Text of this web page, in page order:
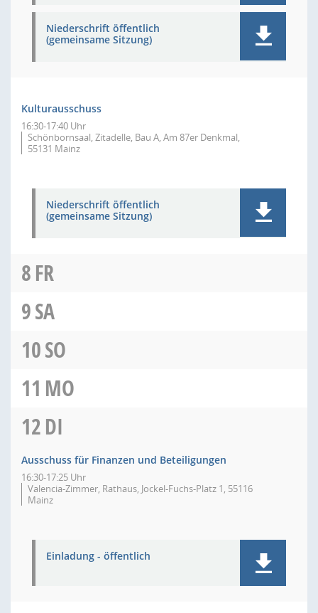
Niederschrift öffentlich
(gemeinsame Sitzung)
Kulturausschuss
16:30-17:40 Uhr
Schönbornsaal, Zitadelle, Bau A, Am 87er Denkmal,
55131 Mainz
Niederschrift öffentlich
(gemeinsame Sitzung)
8FR
9SA
10SO
11 MO
12DI
Ausschuss für Finanzen und Beteiligungen
16:30-17:25 Uhr
Valencia-Zimmer, Rathaus, Jockel-Fuchs-Platz 1, 55116
Mainz
Einladung - öffentlich